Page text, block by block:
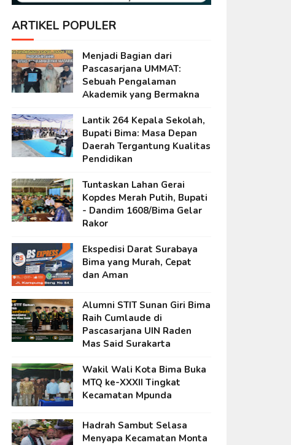
ARTIKEL POPULER
Menjadi Bagian dari
Pascasarjana UMMAT:
Sebuah Pengalaman
Akademik yang Bermakna
Lantik 264 Kepala Sekolah,
Bupati Bima: Masa Depan
Daerah Tergantung Kualitas
Pendidikan
Tuntaskan Lahan Gerai
Kopdes Merah Putih, Bupati
- Dandim 1608/Bima Gelar
Rakor
Ekspedisi Darat Surabaya
Bima yang Murah, Cepat
dan Aman
Alumni STIT Sunan Giri Bima
Raih Cumlaude di
Pascasarjana UIN Raden
Mas Said Surakarta
Wakil Wali Kota Bima Buka
MTQ ke-XXXII Tingkat
Kecamatan Mpunda
Hadrah Sambut Selasa
Menyapa Kecamatan Monta